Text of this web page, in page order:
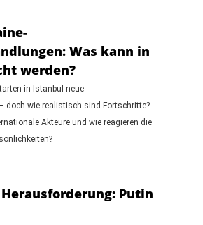
Was kann in
werden?
in Istanbul neue
doch wie realistisch sind Fortschritte?
Akteure und wie reagieren die
Putin